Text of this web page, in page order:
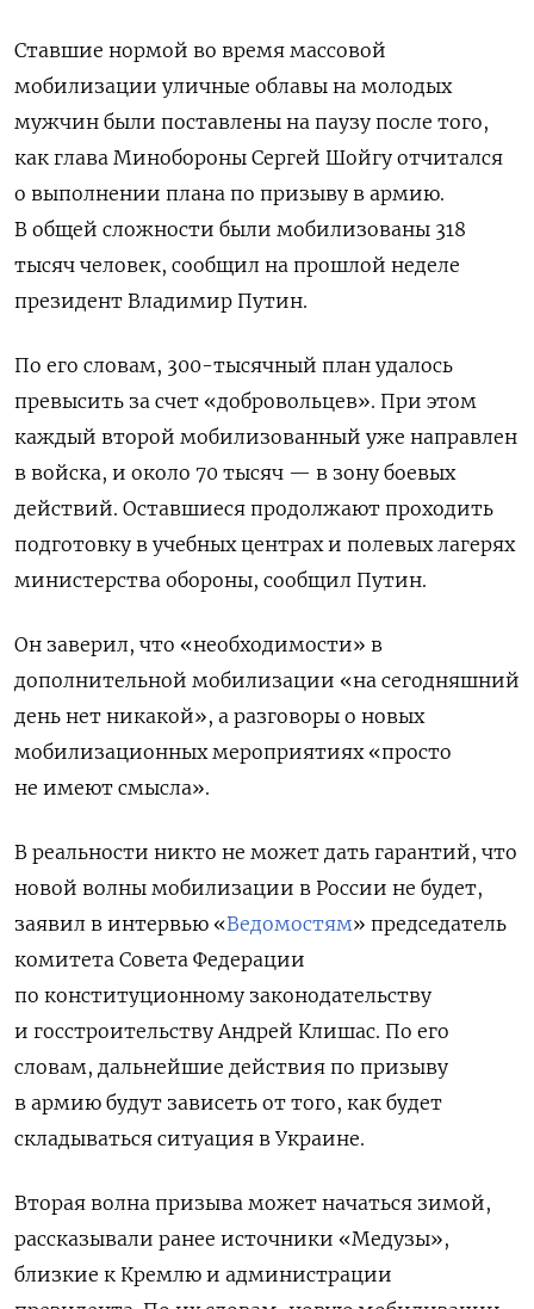
Ставшие нормой во время массовой
мобилизации уличные облавы на молодых
мужчин были поставлены на паузу после того,
как глава Минобороны Сергей Шойгу отчитался
о выполнении плана по призыву в армию.
В общей сложности были мобилизованы 318
тысяч человек, сообщил на прошлой неделе
президент Владимир Путин.
По его словам, 300-тысячный план удалось
превысить за счет «добровольцев». При этом
каждый второй мобилизованный уже направлен
в войска, и около 70 тысяч — в зону боевых
действий. Оставшиеся продолжают проходить
подготовку в учебных центрах и полевых лагерях
министерства обороны, сообщил Путин.
Он заверил, что «необходимости» в
дополнительной мобилизации «на сегодняшний
день нет никакой», а разговоры о новых
мобилизационных мероприятиях «просто
не имеют смысла».
В реальности никто не может дать гарантий, что
новой волны мобилизации в России не будет,
заявил в интервью «Ведомостям» председатель
комитета Совета Федерации
по конституционному законодательству
и госстроительству Андрей Клишас. По его
словам, дальнейшие действия по призыву
в армию будут зависеть от того, как будет
складываться ситуация в Украине.
Вторая волна призыва может начаться зимой,
рассказывали ранее источники «Медузы»,
близкие к Кремлю и администрации